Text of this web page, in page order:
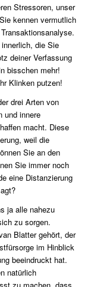
Stressoren, unser
kennen vermutlich
die Sie
deiner Verfassung
bisschen mehr!
Klinken putzen!
drei Arten von
und innere
macht. Diese
weil die
Sie an den
Sie immer noch
eine Distanzierung
ja alle nahezu
zu sorgen.
Blatter gehört, der
im Hinblick
beeindruckt hat.
natürlich